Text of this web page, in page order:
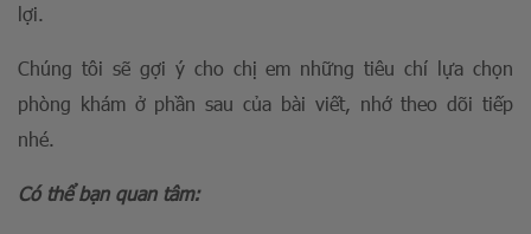
lợi.
Chúng tôi sẽ gợi ý cho chị em những tiêu chí lựa chọn
phòng khám ở phần sau của bài viết, nhớ theo dõi tiếp
nhé.
Có thể bạn quan tâm: